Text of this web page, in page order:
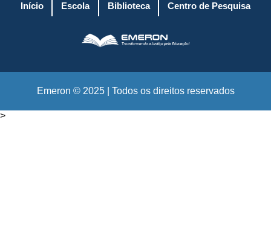
Início Escola Biblioteca Centro de Pesquisa
Emeron © 2025 | Todos os direitos reservados
>